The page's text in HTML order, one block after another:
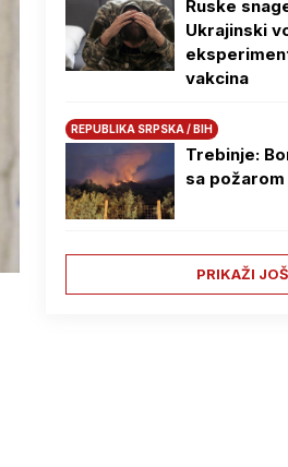
Ruske
Ukrajinski
vakcina
REPUBLIKA SRPSKA / BIH
Trebinje:
sa
PRIKAŽI